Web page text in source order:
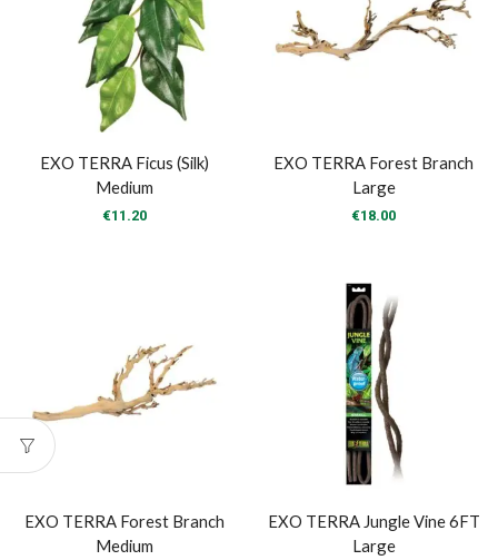
EXO TERRA Ficus (Silk)
Medium
€11.20
EXO TERRA Forest Branch
Large
€18.00
EXO TERRA Forest Branch
Medium
EXO TERRA Jungle Vine 6FT
Large